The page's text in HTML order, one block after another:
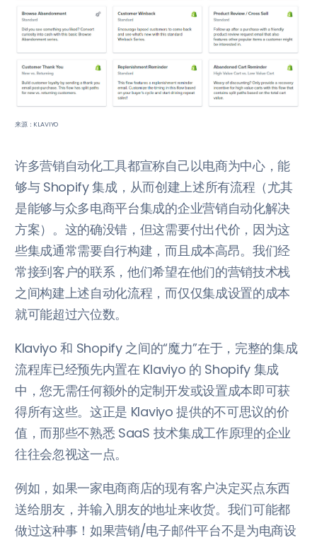
来源：KLAVIYO
许多营销自动化工具都宣称自己以电商为中心，能
够与 Shopify 集成，从而创建上述所有流程（尤其
是能够与众多电商平台集成的企业营销自动化解决
方案）。这的确没错，但这需要付出代价，因为这
些集成通常需要自行构建，而且成本高昂。我们经
常接到客户的联系，他们希望在他们的营销技术栈
之间构建上述自动化流程，而仅仅集成设置的成本
就可能超过六位数。
Klaviyo 和 Shopify 之间的“魔力”在于，完整的集成
流程库已经预先内置在 Klaviyo 的 Shopify 集成
中，您无需任何额外的定制开发或设置成本即可获
得所有这些。这正是 Klaviyo 提供的不可思议的价
值，而那些不熟悉 SaaS 技术集成工作原理的企业
往往会忽视这一点。
例如，如果一家电商商店的现有客户决定买点东西
送给朋友，并输入朋友的地址来收货。我们可能都
做过这种事！如果营销/电子邮件平台不是为电商设